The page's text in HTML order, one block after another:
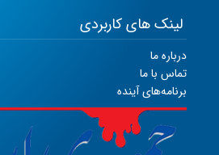
لینک های کاربردی
درباره ما
تماس با ما
برنامه‌های آینده